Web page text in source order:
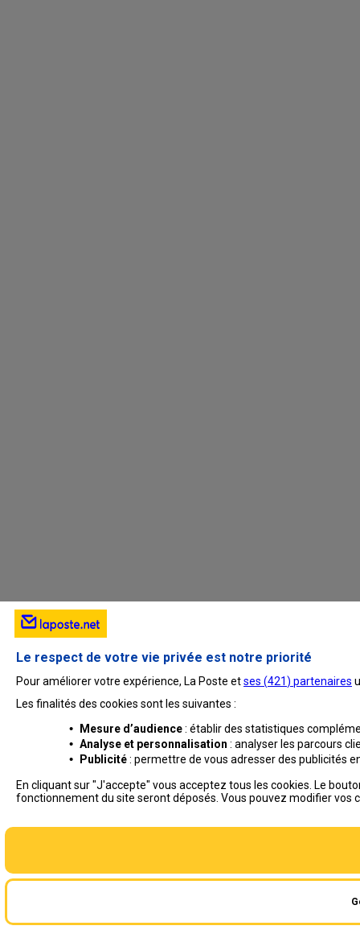
Le respect de votre vie privée est notre priorité
Pour améliorer votre expérience, La Poste etses (421) partenaires
Les finalités des cookies sont les suivantes :
•
Mesure d’audience: établir des statistiques
•Analyse et personnalisation : analyser les parcours
•
Publicité: permettre de vous adresser des publicités
En cliquant sur "J'accepte" vous acceptez tous les cookies. Le
fonctionnement du site seront déposés. Vous pouvez modifier